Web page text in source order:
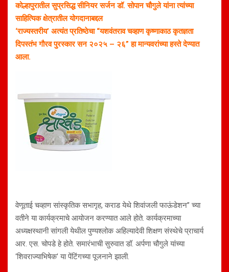
कोल्हापुरातील सुप्रसिद्ध सीनियर सर्जन डॉ. सोपान चौगुले यांना त्यांच्या
साहित्यिक क्षेत्रातील योगदानाबद्दल
‘राज्यस्तरीय’ अत्यंत प्रतिष्ठेचा “यशवंतराव चव्हाण कृष्णाकाठ कृतज्ञता
दिपस्तंभ गौरव पुरस्कार सन २०२५ – २६” हा मान्यवरांच्या हस्ते देण्यात
आला.
वेणूताई चव्हाण सांस्कृतिक सभागृह, कराड येथे शिवांजली फाऊंडेशन” च्या
वतीने या कार्यक्रमाचे आयोजन करण्यात आले होते. कार्यक्रमाच्या
अध्यक्षस्थानी सांगली येथील पुण्यश्लोक अहिल्यादेवी शिक्षण संस्थेचे प्राचार्य
आर. एस. चोपडे हे होते. समारंभाची सुरुवात डॉ. अर्पणा चौगुले यांच्या
‘शिवराज्याभिषेक’ या पेंटिंगच्या पूजनाने झाली.